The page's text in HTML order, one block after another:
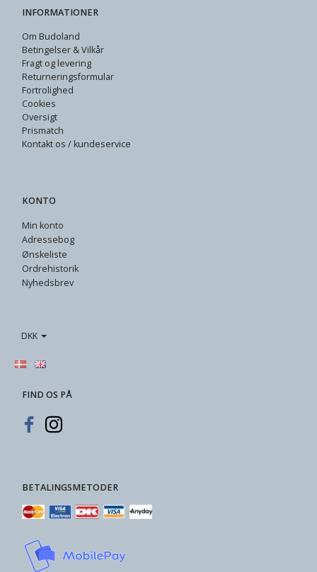
INFORMATIONER
Om Budoland
Betingelser & Vilkår
Fragt og levering
Returneringsformular
Fortrolighed
Cookies
Oversigt
Prismatch
Kontakt os / kundeservice
KONTO
Min konto
Adressebog
Ønskeliste
Ordrehistorik
Nyhedsbrev
DKK
FIND OS PÅ
BETALINGSMETODER